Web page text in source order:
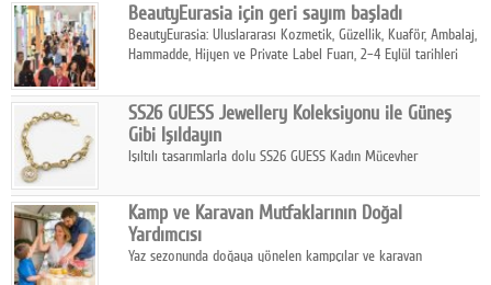
BeautyEurasia için geri sayım başladı
BeautyEurasia: Uluslararası Kozmetik, Güzellik, Kuaför, Ambalaj,
Hammadde, Hijyen ve Private Label Fuarı, 2–4 Eylül tarihleri
SS26 GUESS Jewellery Koleksiyonu ile Güneş
Gibi Işıldayın
Işıltılı tasarımlarla dolu SS26 GUESS Kadın Mücevher
dokunuşunu taşıyor.
Kamp ve Karavan Mutfaklarının Doğal
Yardımcısı
Yaz sezonunda doğaya yönelen kampçılar ve karavan